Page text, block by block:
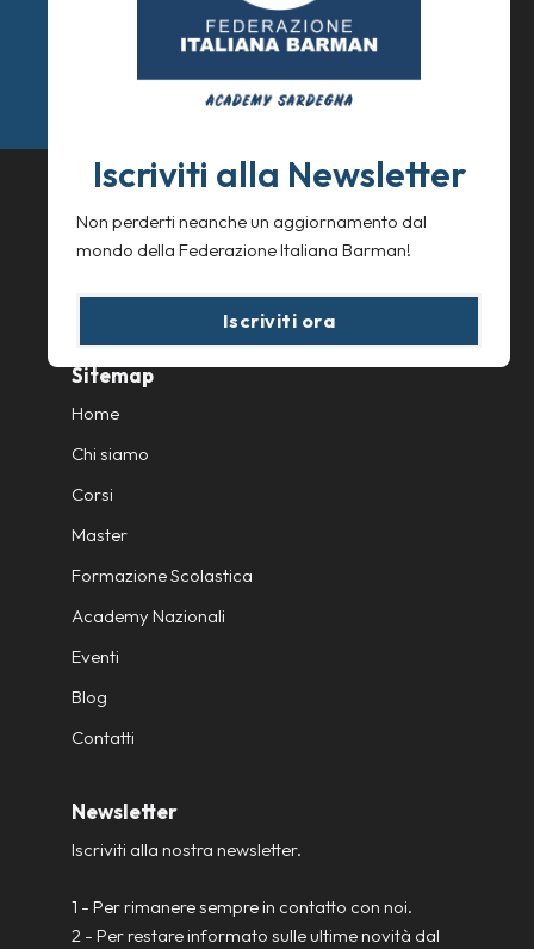
Formazione Ente Terzo Settore
C.F. 92261650920
Tel: +39 3881037862
Privacy Policy
Cookie Policy
Sitemap
Home
Chi siamo
Corsi
Master
Formazione Scolastica
Academy Nazionali
Eventi
Blog
Contatti
Newsletter
Iscriviti alla nostra newsletter.
1 - Per rimanere sempre in contatto con noi.
2 - Per restare informato sulle ultime novità dal
Iscriviti alla Newsletter
Non perderti neanche un aggiornamento dal
mondo della Federazione Italiana Barman!
Iscriviti ora